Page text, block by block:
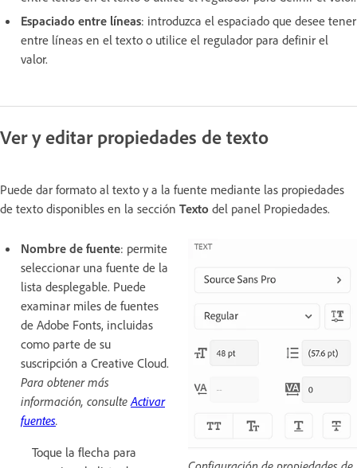
Espaciado entre líneas: introduzca el espaciado que desee tener
entre líneas en el texto o utilice el regulador para definir el
valor.
Ver y editar propiedades de texto
Puede dar formato al texto y a la fuente mediante las propiedades
de texto disponibles en la sección Texto del panel Propiedades.
Nombre de fuente: permite
seleccionar una fuente de la
lista desplegable. Puede
examinar miles de fuentes
de Adobe Fonts, incluidas
como parte de su
suscripción a Creative Cloud.
Para obtener más
información, consulteActivar
fuentes.
Toque la flecha para